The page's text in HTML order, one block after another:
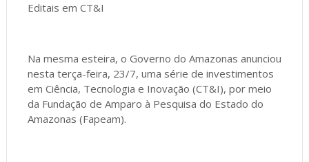
Editais em CT&I
Na mesma esteira, o Governo do Amazonas anunciou
nesta terça-feira, 23/7, uma série de investimentos
em Ciência, Tecnologia e Inovação (CT&I), por meio
da Fundação de Amparo à Pesquisa do Estado do
Amazonas (Fapeam).